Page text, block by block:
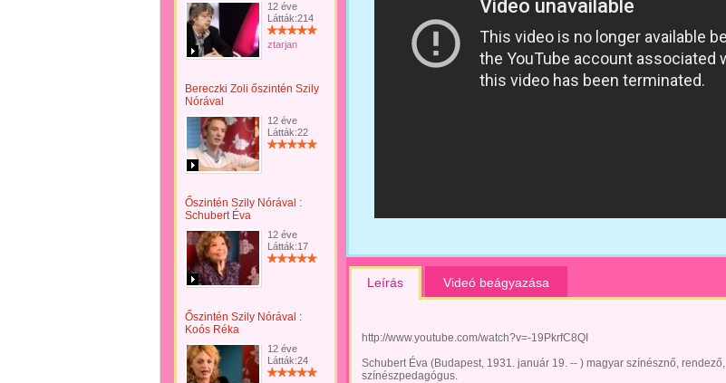
12 éve
Látták:214
ztarjan
Bereczki Zoli őszintén Szily
Nórával
12 éve
Látták:22
Őszintén Szily Nórával :
Schubert Éva
12 éve
Látták:17
Őszintén Szily Nórával :
Koós Réka
12 éve
Látták:24
Leírás Videó beágyazása
http://www.youtube.com/watch?v=-19PkrfC8QI
Schubert Éva (Budapest, 1931. január 19. -- ) magyar színésznő, rendező,
színészpedagógus.